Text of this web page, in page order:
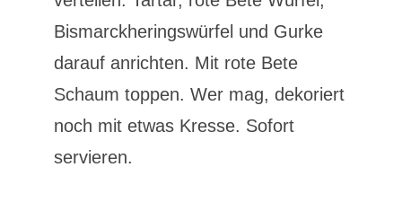
Bismarckheringswürfel und Gurke
darauf anrichten. Mit rote Bete
Schaum toppen. Wer mag, dekoriert
noch mit etwas Kresse. Sofort
servieren.